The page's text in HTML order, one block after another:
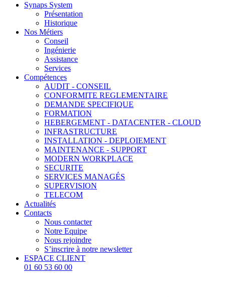
Synaps System
Présentation
Historique
Nos Métiers
Conseil
Ingénierie
Assistance
Services
Compétences
AUDIT - CONSEIL
CONFORMITE REGLEMENTAIRE
DEMANDE SPECIFIQUE
FORMATION
HEBERGEMENT - DATACENTER - CLOUD
INFRASTRUCTURE
INSTALLATION - DEPLOIEMENT
MAINTENANCE - SUPPORT
MODERN WORKPLACE
SECURITE
SERVICES MANAGÉS
SUPERVISION
TELECOM
Actualités
Contacts
Nous contacter
Notre Equipe
Nous rejoindre
S’inscrire à notre newsletter
ESPACE CLIENT
01 60 53 60 00